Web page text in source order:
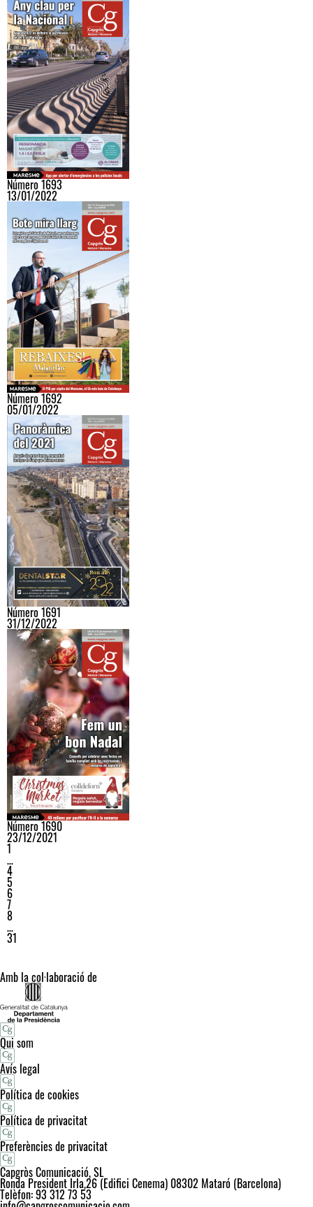
Número 1693
13/01/2022
Número 1692
05/01/2022
Número 1691
31/12/2022
Número 1690
23/12/2021
1
…
4
5
6
7
8
…
31
Amb la col·laboració de
Qui som
Avís legal
Política de cookies
Política de privacitat
Preferències de privacitat
Capgròs Comunicació, SL
Ronda President Irla,26 (Edifici Cenema) 08302 Mataró (Barcelona)
Telèfon: 93 312 73 53